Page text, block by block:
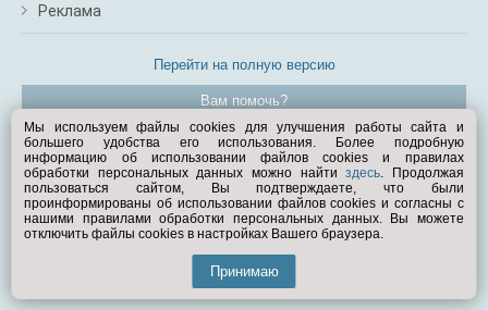
Реклама
Перейти на полную версию
Вам помочь?
© Exist.ru 1998—2026
Мы используем файлы cookies для улучшения работы сайта и
большего удобства его использования. Более подробную
информацию об использовании файлов cookies и правилах
обработки персональных данных можно найтиздесь. Продолжая
пользоваться сайтом, Вы подтверждаете, что были
проинформированы об использовании файлов cookies и согласны с
нашими правилами обработки персональных данных. Вы можете
отключить файлы cookies в настройках Вашего браузера.
Принимаю